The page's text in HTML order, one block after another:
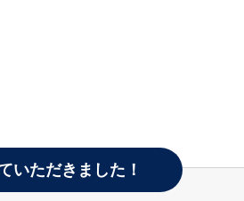
いただきました！